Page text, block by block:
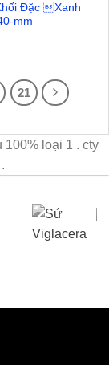
Đặc Xanh
mm
21
100% loại 1 . cty